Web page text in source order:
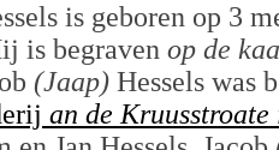
is geboren op 3
is begraven op de
(Jaap) Hessels was
an de